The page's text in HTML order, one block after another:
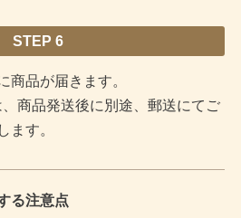
STEP 6
商品が届きます。
商品発送後に別途、郵送にてご
ます。
る注意点